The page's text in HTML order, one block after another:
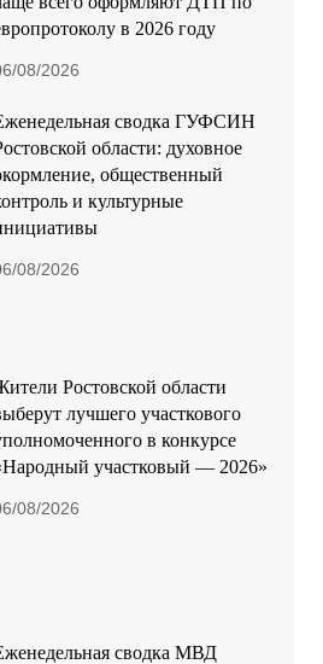
в 2026 году
08/2026
сводка ГУФСИН
области: духовное
общественный
и культурные
08/2026
Ростовской области
лучшего участкового
в конкурсе
участковый — 2026»
08/2026
сводка МВД